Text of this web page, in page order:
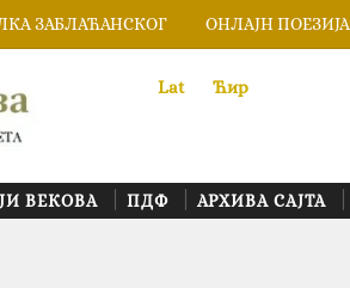
ЗАБЛАЋАНСКОГ ОНЛАЈН ПОЕЗИЈА
Lat Ћир
ВЕКОВА ПДФ АРХИВА САЈТА